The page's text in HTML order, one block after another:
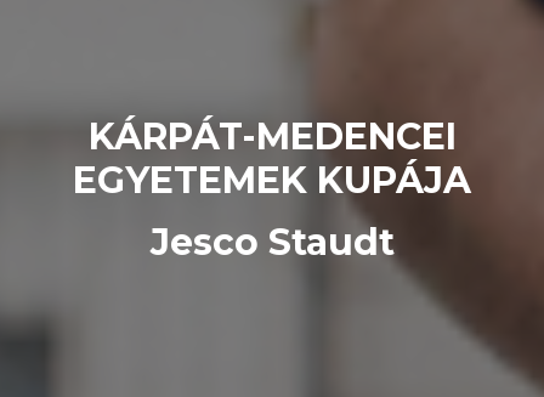
KÁRPÁT-MEDENCEI
EGYETEMEK KUPÁJA
Jesco Staudt